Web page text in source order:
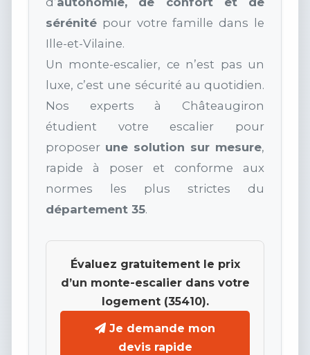
sérénité pour votre famille dans le
Ille-et-Vilaine.
Un monte-escalier, ce n’est pas un
luxe, c’est une sécurité au quotidien.
Nos experts à Châteaugiron
étudient votre escalier pour
proposer une solution sur mesure,
rapide à poser et conforme aux
normes les plus strictes du
département 35.
Évaluez gratuitement le prix
d’un monte-escalier dans votre
logement (35410).
Je demande mon
devis rapide